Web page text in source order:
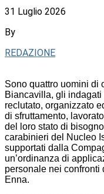
31 Luglio 2026
By
REDAZIONE
Sono quattro uomini di
Biancavilla, gli
reclutato, organizzato
di sfruttamento,
del loro stato di
carabinieri del Nucleo
supportati dalla
un’ordinanza di
personale nei confronti
Enna.